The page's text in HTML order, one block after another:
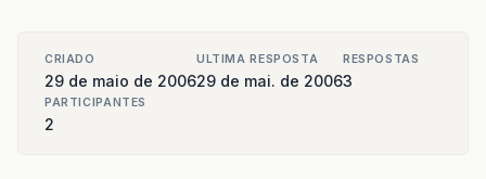
CRIADO
29 de maio de 2006
ULTIMA RESPOSTA
29 de mai. de 2006
RESPOSTAS
3
PARTICIPANTES
2